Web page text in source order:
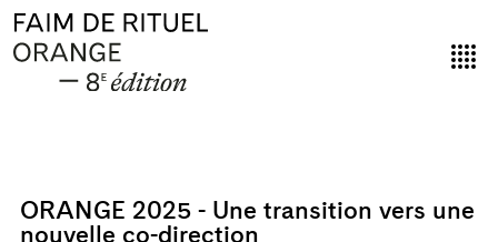
ORANGE 2025 - Une transition vers une
nouvelle co-direction